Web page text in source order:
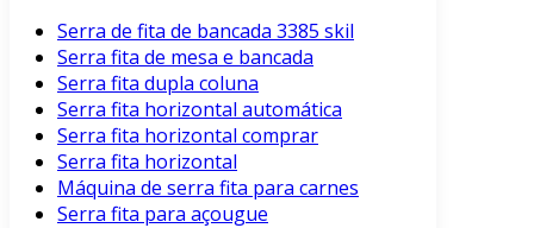
Serra de fita de bancada 3385 skil
Serra fita de mesa e bancada
Serra fita dupla coluna
Serra fita horizontal automática
Serra fita horizontal comprar
Serra fita horizontal
Máquina de serra fita para carnes
Serra fita para açougue